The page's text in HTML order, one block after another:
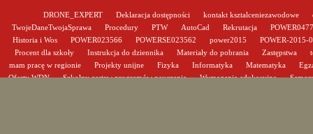
DRONE_EXPERT Deklaracja dostępności kontakt ksztalceniezawodowe
TwojeDaneTwojaSprawa
Procedury PTW AutoCad Rekrutacja
Historia i Wos
POWER023566 POWERSE023562 power2015
POWER-2015-
Procent dla szkoły
Instrukcja do dziennika Materiały do pobrania Zastępstwa
mam pracę w regionie
Projekty unijne Fizyka Informatyka Matematyka
Oferty WDN
Szkolny zestaw programów nauczania Wymagania edukacyjne